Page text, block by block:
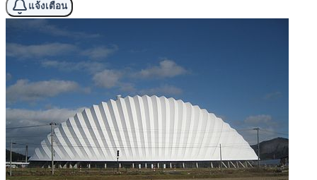
แจ้งเตือน